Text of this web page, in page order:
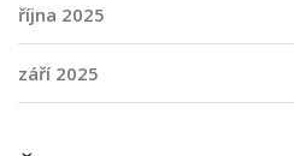
října 2025
září 2025